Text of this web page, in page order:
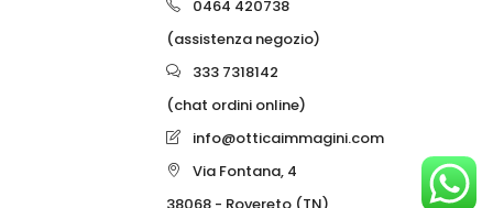
0464 420738
(assistenza negozio)
333 7318142
(chat ordini online)
info@otticaimmagini.com
Via Fontana, 4